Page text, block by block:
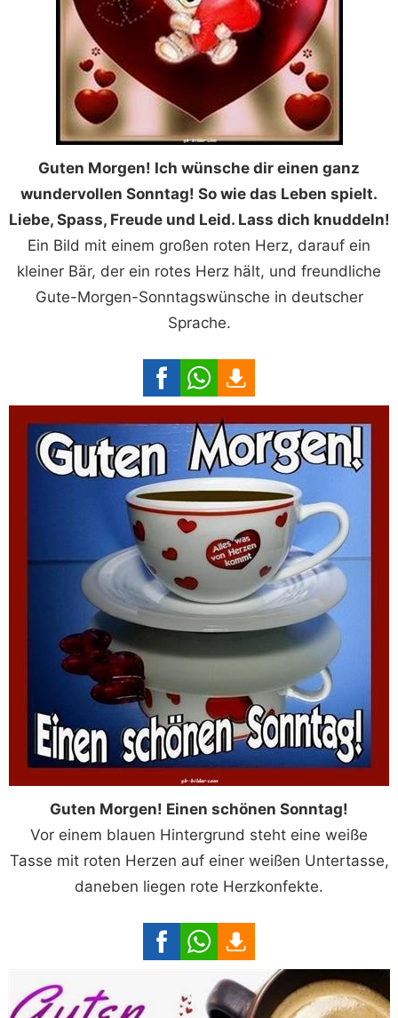
Guten Morgen! Ich wünsche dir einen ganz
wundervollen Sonntag! So wie das Leben spielt.
Liebe, Spass, Freude und Leid. Lass dich knuddeln!
Ein Bild mit einem großen roten Herz, darauf ein
kleiner Bär, der ein rotes Herz hält, und freundliche
Gute-Morgen-Sonntagswünsche in deutscher
Sprache.
Guten Morgen! Einen schönen Sonntag!
Vor einem blauen Hintergrund steht eine weiße
Tasse mit roten Herzen auf einer weißen Untertasse,
daneben liegen rote Herzkonfekte.